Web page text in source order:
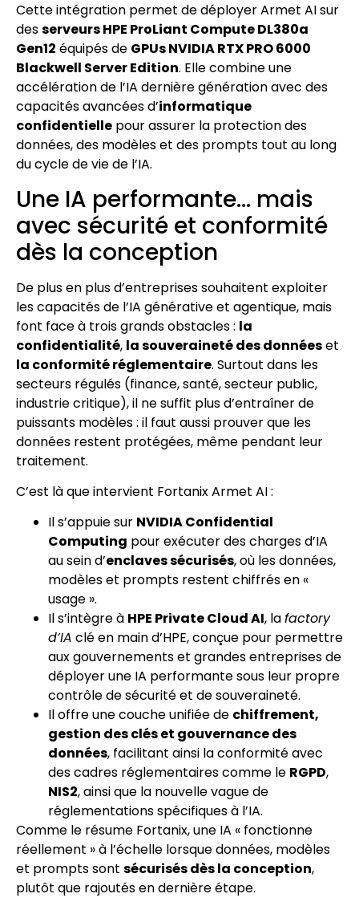
Cette intégration permet de déployer Armet AI sur
desserveurs HPE ProLiant Compute DL380a
Gen12 équipés de GPUs NVIDIA RTX PRO 6000
Blackwell Server Edition. Elle combine une
accélération de l’IA dernière génération avec des
capacités avancées d’informatique
confidentielle pour assurer la protection des
données, des modèles et des prompts tout au long
du cycle de vie de l’IA.
Une IA performante… mais
avec sécurité et conformité
dès la conception
De plus en plus d’entreprises souhaitent exploiter
les capacités de l’IA générative et agentique, mais
font face à trois grands obstacles : la
confidentialité, la souveraineté des donnéeset
la conformité réglementaire. Surtout dans les
secteurs régulés (finance, santé, secteur public,
industrie critique), il ne suffit plus d’entraîner de
puissants modèles : il faut aussi prouver que les
données restent protégées, même pendant leur
traitement.
C’est là que intervient Fortanix Armet AI :
Il s’appuie sur NVIDIA Confidential
Computing pour exécuter des charges d’IA
au sein d’enclaves sécurisés, où les données,
modèles et prompts restent chiffrés en «
usage ».
Il s’intègre à HPE Private Cloud AI, lafactory
d’IA clé en main d’HPE, conçue pour permettre
aux gouvernements et grandes entreprises de
déployer une IA performante sous leur propre
contrôle de sécurité et de souveraineté.
Il offre une couche unifiée de chiffrement,
gestion des clés et gouvernance des
données, facilitant ainsi la conformité avec
des cadres réglementaires comme le RGPD,
NIS2, ainsi que la nouvelle vague de
réglementations spécifiques à l’IA.
Comme le résume Fortanix, une IA « fonctionne
réellement » à l’échelle lorsque données, modèles
et prompts sont sécurisés dès la conception,
plutôt que rajoutés en dernière étape.